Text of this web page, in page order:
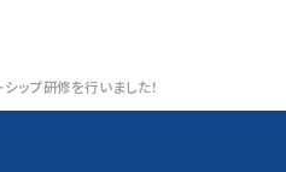
シップ研修を行いました！